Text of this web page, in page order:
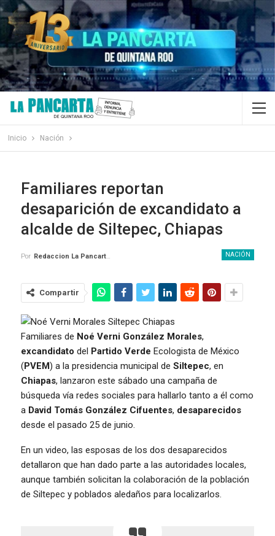
Inicio Nación
Familiares reportan
desaparición de excandidato a
alcalde de Siltepec, Chiapas
NACIÓN
Por Redaccion La Pancarta De Quintana Roo
Compartir
Familiares de Noé Verni González Morales,
excandidato del Partido Verde Ecologista de México
(PVEM) a la presidencia municipal de Siltepec, en
Chiapas, lanzaron este sábado una campaña de
búsqueda vía redes sociales para hallarlo tanto a él como
a David Tomás González Cifuentes, desaparecidos
desde el pasado 25 de junio.
En un video, las esposas de los dos desaparecidos
detallaron que han dado parte a las autoridades locales,
aunque también solicitan la colaboración de la población
de Siltepec y poblados aledaños para localizarlos.